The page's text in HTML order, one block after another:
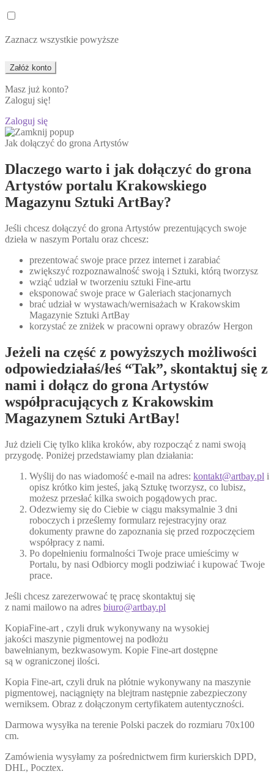
Zaznacz wszystkie powyższe
Masz już konto?
Zaloguj się!
Zaloguj się
Jak dołączyć do grona Artystów
Dlaczego warto i jak dołączyć do grona
Artystów portalu Krakowskiego
Magazynu Sztuki ArtBay?
Jeśli chcesz dołączyć do grona Artystów prezentujących swoje
dzieła w naszym Portalu oraz chcesz:
prezentować swoje prace przez internet i zarabiać
zwiększyć rozpoznawalność swoją i Sztuki, którą tworzysz
wziąć udział w tworzeniu sztuki Fine-artu
eksponować swoje prace w Galeriach stacjonarnych
brać udział w wystawach/wernisażach w Krakowskim
Magazynie Sztuki ArtBay
korzystać ze zniżek w pracowni oprawy obrazów Hergon
Jeżeli na część z powyższych możliwości
odpowiedziałaś/łeś “Tak”, skontaktuj się z
nami i dołącz do grona Artystów
współpracujących z Krakowskim
Magazynem Sztuki ArtBay!
Już dzieli Cię tylko klika kroków, aby rozpocząć z nami swoją
przygodę. Poniżej przedstawiamy plan działania:
Wyślij do nas wiadomość e-mail na adres: kontakt@artbay.pl i
opisz krótko kim jesteś, jaką Sztukę tworzysz, co lubisz,
możesz przesłać kilka swoich pogądowych prac.
Odezwiemy się do Ciebie w ciągu maksymalnie 3 dni
roboczych i prześlemy formularz rejestracyjny oraz
dokumenty prawne do zapoznania się przed rozpoczęciem
współpracy z nami.
Po dopełnieniu formalności Twoje prace umieścimy w
Portalu, by nasi Odbiorcy mogli podziwiać i kupować Twoje
prace.
Jeśli chcesz zarezerwować tę pracę skontaktuj się
z nami mailowo na adres biuro@artbay.pl
KopiaFine-art , czyli druk wykonywany na wysokiej
jakości maszynie pigmentowej na podłożu
bawełnianym, bezkwasowym. Kopie Fine-art dostępne
są w ograniczonej ilości.
Kopia Fine-art, czyli druk na płótnie wykonywany na maszynie
pigmentowej, naciągnięty na blejtram następnie zabezpieczony
werniksem. Obraz z dołączonym certyfikatem autentyczności.
Darmowa wysyłka na terenie Polski paczek do rozmiaru 70x100
cm.
Zamówienia wysyłamy za pośrednictwem firm kurierskich DPD,
DHL, Pocztex.